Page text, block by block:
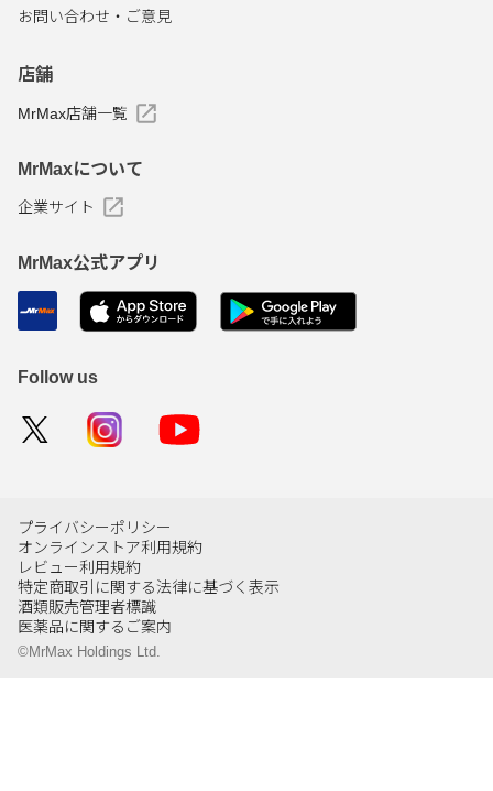
お問い合わせ・ご意見
店舗
MrMax店舗一覧
MrMaxについて
企業サイト
MrMax公式アプリ
Follow us
プライバシーポリシー
オンラインストア利用規約
レビュー利用規約
特定商取引に関する法律に基づく表示
酒類販売管理者標識
医薬品に関するご案内
©MrMax Holdings Ltd.